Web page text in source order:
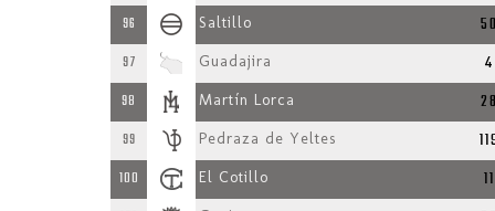
96 Saltillo
97 Guadajira 4
98 Martín Lorca
99 Pedraza de Yeltes
100 El Cotillo 11